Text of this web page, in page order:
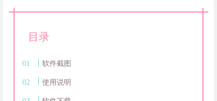
目录
软件截图
使用说明